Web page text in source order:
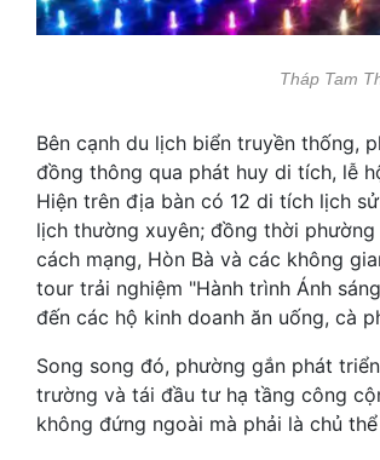
Tháp Tam
Bên cạnh du lịch biển truyền thống,
đồng thông qua phát huy di tích, lễ
Hiện trên địa bàn có 12 di tích lịch
lịch thường xuyên; đồng thời
cách mạng, Hòn Bà và các không
tour trải nghiệm "Hành trình Ánh
đến các hộ kinh doanh ăn uống, cà
Song song đó, phường gắn phát
trường và tái đầu tư hạ tầng công
không đứng ngoài mà phải là chủ